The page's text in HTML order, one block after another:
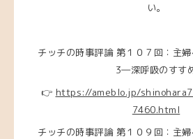
い。
チッチの時事評論 第１０７回：主
3―深呼吸のすす
👉 https://ameblo.jp/
7460.html
チッチの時事評論 第１０９回：主